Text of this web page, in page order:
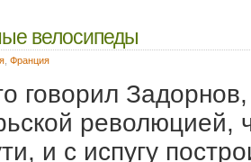
велосипеды
Франция
говорил
революцией,
и с испугу